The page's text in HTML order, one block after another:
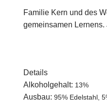
Familie Kern und des
gemeinsamen
Details
Alkoholgehalt: 13%
Ausbau: 95% Edelstahl,